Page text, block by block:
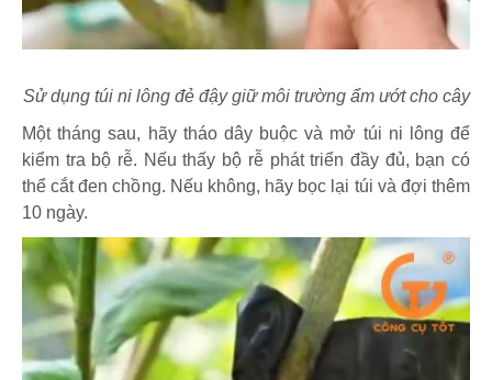
Sử dụng túi ni lông đẻ đậy giữ môi trường ẩm ướt cho cây
Một tháng sau, hãy tháo dây buộc và mở túi ni lông để
kiểm tra bộ rễ. Nếu thấy bộ rễ phát triển đầy đủ, bạn có
thể cắt đen chồng. Nếu không, hãy bọc lại túi và đợi thêm
10 ngày.